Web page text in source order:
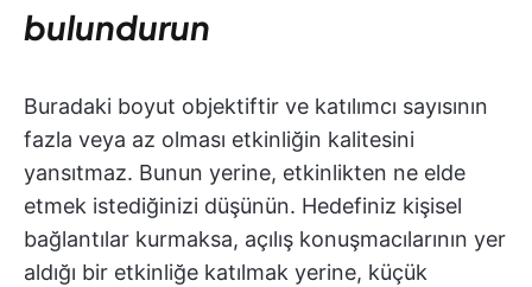
bulundurun
Buradaki boyut objektiftir ve katılımcı sayısının
fazla veya az olması etkinliğin kalitesini
yansıtmaz. Bunun yerine, etkinlikten ne elde
etmek istediğinizi düşünün. Hedefiniz kişisel
bağlantılar kurmaksa, açılış konuşmacılarının yer
aldığı bir etkinliğe katılmak yerine, küçük